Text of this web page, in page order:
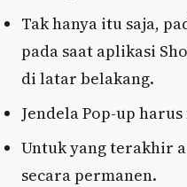
Tak hanya itu saja,
pada saat aplikasi
di latar belakang.
Jendela Pop-up
Untuk yang terakhir
secara permanen.